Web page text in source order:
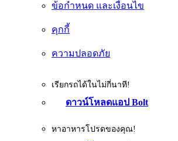
ข้อกำหนด และเงื่อนไข
คุกกี้
ความปลอดภัย
เรียกรถได้ในไม่กี่นาที!
ดาวน์โหลดแอป Bolt
หาอาหารโปรดของคุณ!